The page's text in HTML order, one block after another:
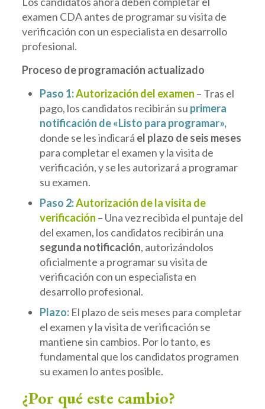
examen CDA antes de programar su visita de
verificación con un especialista en desarrollo
profesional.
Proceso de programación actualizado
Paso 1:Autorización del examen – Tras el
pago, los candidatos recibirán su primera
notificación de «Listo para programar»,
donde se les indicará el plazo de seis meses
para completar el examen y la visita de
verificación, y se les autorizará a programar
su examen.
Paso 2:Autorización de la visita de
verificación – Una vez recibida el puntaje del
del examen, los candidatos recibirán una
segunda notificación, autorizándolos
oficialmente a programar su visita de
verificación con un especialista en
desarrollo profesional.
Plazo: El plazo de seis meses para completar
el examen y la visita de verificación se
mantiene sin cambios. Por lo tanto, es
fundamental que los candidatos programen
su examen lo antes posible.
¿Por qué este cambio?